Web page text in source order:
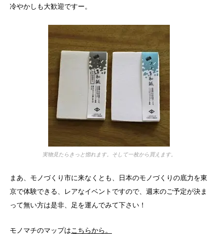
冷やかしも大歓迎ですー。
実物見たらきっと惚れます。そして一枚から買えます。
まあ、モノづくり市に来なくとも、日本のモノづくりの底力を東
京で体験できる、レアなイベントですので、週末のご予定が決ま
って無い方は是非、足を運んでみて下さい！
モノマチのマップはこちらから。